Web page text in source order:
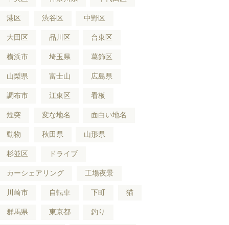
港区 渋谷区 中野区
大田区 品川区 台東区
横浜市 埼玉県 葛飾区
山梨県 富士山 広島県
調布市 江東区 看板
煙突 変な地名 面白い地名
動物 秋田県 山形県
杉並区 ドライブ
カーシェアリング 工場夜景
川崎市 自転車 下町 猫
群馬県 東京都 釣り